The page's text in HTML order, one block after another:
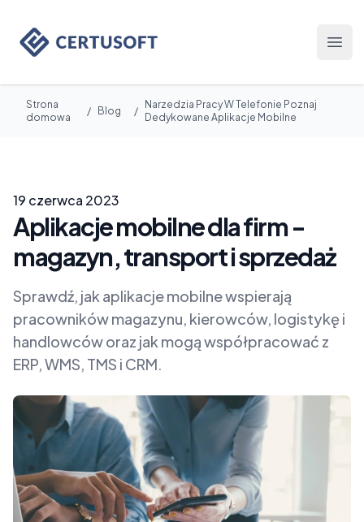
Certusoft
Strona
domowa
/ Blog /
Narzedzia Pracy W Telefonie Poznaj
Dedykowane Aplikacje Mobilne
19 czerwca 2023
Aplikacje mobilne dla firm -
magazyn, transport i sprzedaż
Sprawdź, jak aplikacje mobilne wspierają
pracowników magazynu, kierowców, logistykę i
handlowców oraz jak mogą współpracować z
ERP, WMS, TMS i CRM.